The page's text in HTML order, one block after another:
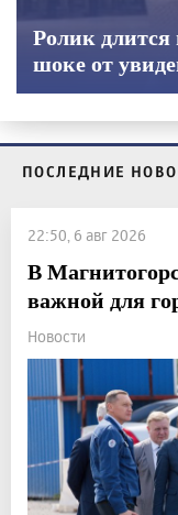
Ролик длится
шоке от
ПОСЛЕДНИЕ
22:50, 6 авг 2026
В
важной для
Новости